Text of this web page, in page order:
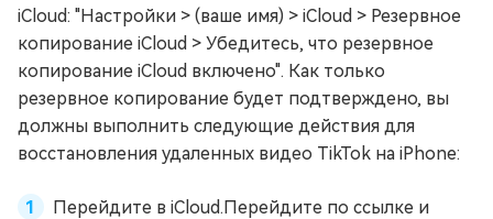
iCloud: "Настройки > (ваше имя) > iCloud > Резервное
копирование iCloud > Убедитесь, что резервное
копирование iCloud включено". Как только
резервное копирование будет подтверждено, вы
должны выполнить следующие действия для
восстановления удаленных видео TikTok на iPhone:
Перейдите в iCloud.Перейдите по ссылке и